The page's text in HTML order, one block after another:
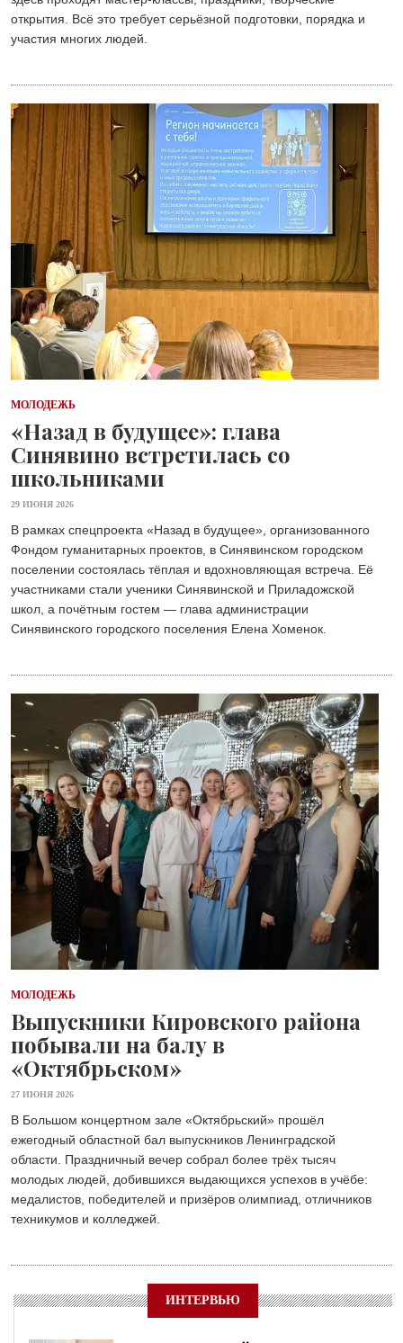
открытия. Всё это требует серьёзной подготовки, порядка и
участия многих людей.
МОЛОДЕЖЬ
«Назад в будущее»: глава
Синявино встретилась со
школьниками
29 ИЮНЯ 2026
В рамках спецпроекта «Назад в будущее», организованного
Фондом гуманитарных проектов, в Синявинском городском
поселении состоялась тёплая и вдохновляющая встреча. Её
участниками стали ученики Синявинской и Приладожской
школ, а почётным гостем — глава администрации
Синявинского городского поселения Елена Хоменок.
МОЛОДЕЖЬ
Выпускники Кировского района
побывали на балу в
«Октябрьском»
27 ИЮНЯ 2026
В Большом концертном зале «Октябрьский» прошёл
ежегодный областной бал выпускников Ленинградской
области. Праздничный вечер собрал более трёх тысяч
молодых людей, добившихся выдающихся успехов в учёбе:
медалистов, победителей и призёров олимпиад, отличников
техникумов и колледжей.
ИНТЕРВЬЮ